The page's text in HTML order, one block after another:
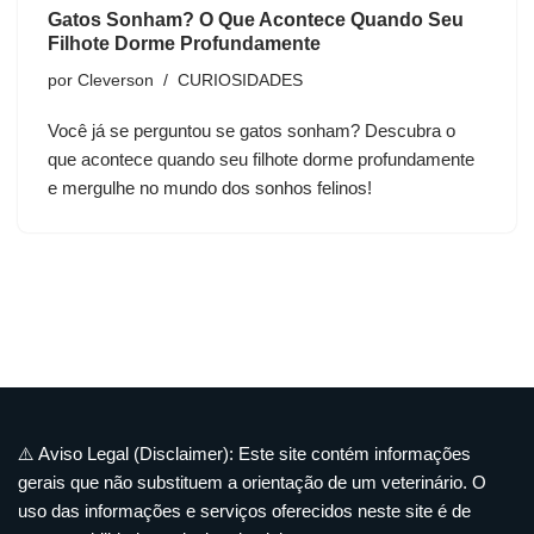
Gatos Sonham? O Que Acontece Quando Seu
Filhote Dorme Profundamente
por Cleverson CURIOSIDADES
Você já se perguntou se gatos sonham? Descubra o
que acontece quando seu filhote dorme profundamente
e mergulhe no mundo dos sonhos felinos!
⚠️ Aviso Legal (Disclaimer): Este site contém informações
gerais que não substituem a orientação de um veterinário. O
uso das informações e serviços oferecidos neste site é de